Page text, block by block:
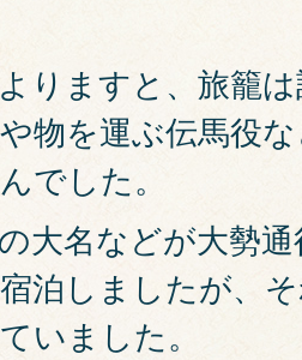
りますと、旅籠
物を運ぶ伝馬役
でした。
大名などが大勢
泊しましたが、
いました。